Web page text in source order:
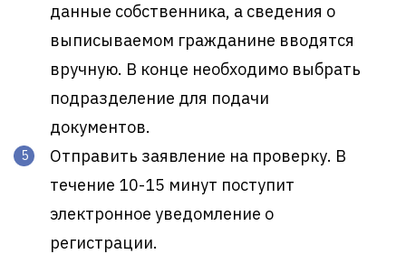
данные собственника, а сведения о
выписываемом гражданине вводятся
вручную. В конце необходимо выбрать
подразделение для подачи
документов.
Отправить заявление на проверку. В
течение 10-15 минут поступит
электронное уведомление о
регистрации.